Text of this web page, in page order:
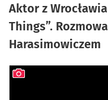
Aktor z
Things”.
Harasimowiczem